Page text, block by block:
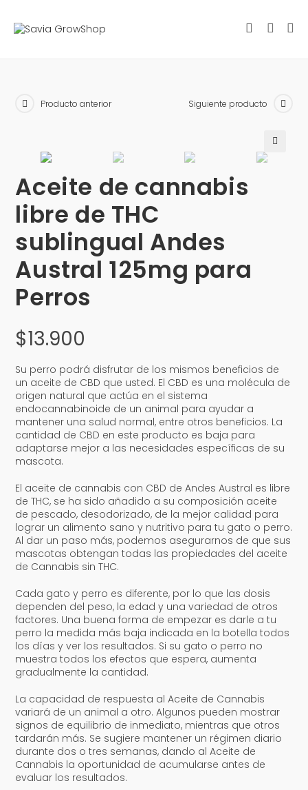
Producto anterior Siguiente producto
Aceite de cannabis
libre de THC
sublingual Andes
Austral 125mg para
Perros
$13.900
Su perro podrá disfrutar de los mismos beneficios de
un aceite de CBD que usted. El CBD es una molécula de
origen natural que actúa en el sistema
endocannabinoide de un animal para ayudar a
mantener una salud normal, entre otros beneficios. La
cantidad de CBD en este producto es baja para
adaptarse mejor a las necesidades específicas de su
mascota.
El aceite de cannabis con CBD de Andes Austral es libre
de THC, se ha sido añadido a su composición aceite
de pescado, desodorizado, de la mejor calidad para
lograr un alimento sano y nutritivo para tu gato o perro.
Al dar un paso más, podemos asegurarnos de que sus
mascotas obtengan todas las propiedades del aceite
de Cannabis sin THC.
Cada gato y perro es diferente, por lo que las dosis
dependen del peso, la edad y una variedad de otros
factores. Una buena forma de empezar es darle a tu
perro la medida más baja indicada en la botella todos
los días y ver los resultados. Si su gato o perro no
muestra todos los efectos que espera, aumenta
gradualmente la cantidad.
La capacidad de respuesta al Aceite de Cannabis
variará de un animal a otro. Algunos pueden mostrar
signos de equilibrio de inmediato, mientras que otros
tardarán más. Se sugiere mantener un régimen diario
durante dos o tres semanas, dando al Aceite de
Cannabis la oportunidad de acumularse antes de
evaluar los resultados.